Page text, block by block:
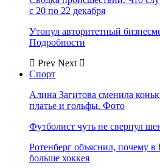
с 20 по 22 декабря
Утонул авторитетный
Подробности
Prev Next
Спорт
Алина Загитова сменила
платье и гольфы. Фото
Футболист чуть не свернул
Ротенберг объяснил, почему
больше хоккея